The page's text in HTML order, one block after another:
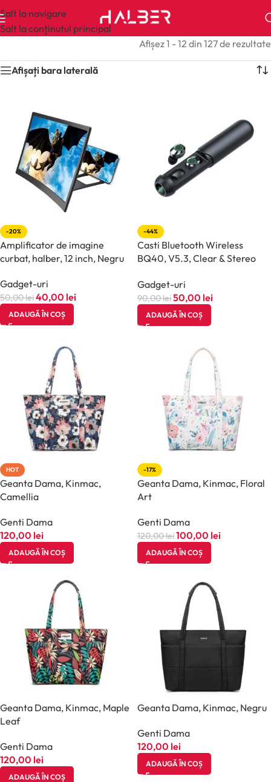
Salt la navigare
Salt la conținutul principal
Afișez 1 - 12 din 127 de rezultate
Afișați bara laterală
-20%
Amplificator de imagine
curbat, halber, 12 inch, Negru
Gadget-uri
50,00lei40,00 lei
ADAUGĂ ÎN COȘ
-44%
Casti Bluetooth Wireless
BQ40, V5.3, Clear & Stereo
Android, Functie Touch, Negru
Gadget-uri
90,00lei50,00 lei
ADAUGĂ ÎN COȘ
HOT
Geanta Dama, Kinmac,
Camellia
Genti Dama
120,00 lei
ADAUGĂ ÎN COȘ
-17%
Geanta Dama, Kinmac, Floral
Art
Genti Dama
120,00lei100,00 lei
ADAUGĂ ÎN COȘ
Geanta Dama, Kinmac, Maple
Leaf
Genti Dama
120,00 lei
ADAUGĂ ÎN COȘ
Geanta Dama, Kinmac, Negru
Genti Dama
120,00 lei
ADAUGĂ ÎN COȘ